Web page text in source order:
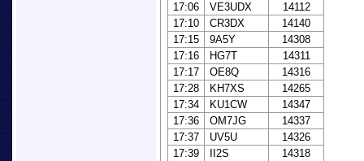
17:06
VE3UDX
14112
17:10
CR3DX
14140
17:15
9A5Y
14308
17:16
HG7T
14311
17:17
OE8Q
14316
17:28
KH7XS
14265
17:34
KU1CW
14347
17:36
OM7JG
14337
17:37
UV5U
14326
17:39
II2S
14318